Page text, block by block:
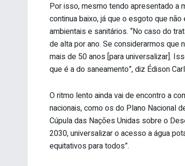
Por isso, mesmo tendo apresentado a
continua baixo, já que o esgoto que
ambientais e sanitários. “No caso do
de alta por ano. Se considerarmos que
mais de 50 anos [para universalizar].
que é a do saneamento”, diz Édison
O ritmo lento ainda vai de encontro a
nacionais, como os do Plano Nacional
Cúpula das Nações Unidas sobre o
2030, universalizar o acesso a água
equitativos para todos”.